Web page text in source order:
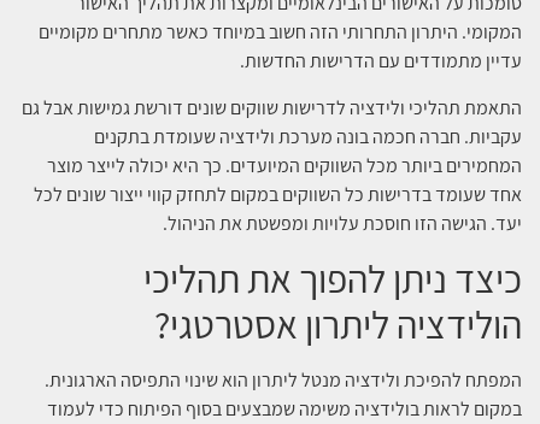
המקומי. היתרון התחרותי הזה חשוב במיוחד כאשר מתחרים מקומיים
עדיין מתמודדים עם הדרישות החדשות.
התאמת תהליכי ולידציה לדרישות שווקים שונים דורשת גמישות אבל גם
עקביות. חברה חכמה בונה מערכת ולידציה שעומדת בתקנים
המחמירים ביותר מכל השווקים המיועדים. כך היא יכולה לייצר מוצר
אחד שעומד בדרישות כל השווקים במקום לתחזק קווי ייצור שונים לכל
יעד. הגישה הזו חוסכת עלויות ומפשטת את הניהול.
כיצד ניתן להפוך את תהליכי
הולידציה ליתרון אסטרטגי?
המפתח להפיכת ולידציה מנטל ליתרון הוא שינוי התפיסה הארגונית.
במקום לראות בולידציה משימה שמבצעים בסוף הפיתוח כדי לעמוד